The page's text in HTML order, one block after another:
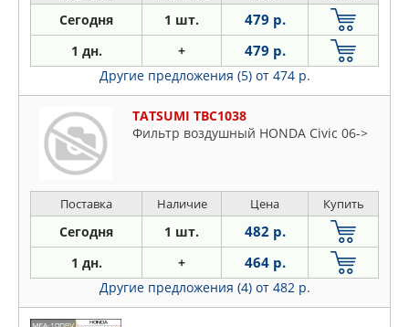
Сегодня 1 шт. 479 р.
1 дн. + 479 р.
Другие предложения (5) от 474 р.
TATSUMI TBC1038
Фильтр воздушный HONDA Civic 06->
Поставка Наличие Цена Купить
Сегодня 1 шт. 482 р.
1 дн. + 464 р.
Другие предложения (4) от 482 р.